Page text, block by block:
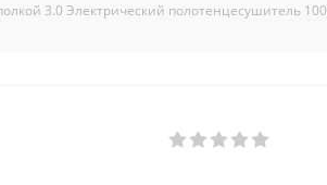
3.0 Электрический полотенцесушитель